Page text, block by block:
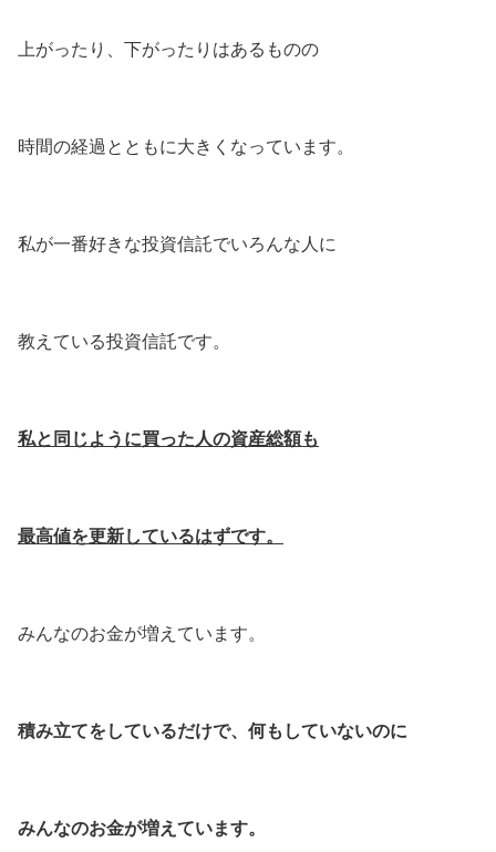
上がったり、下がったりはあるものの
時間の経過とともに大きくなっています。
私が一番好きな投資信託でいろんな人に
教えている投資信託です。
私と同じように買った人の資産総額も
最高値を更新しているはずです。
みんなのお金が増えています。
積み立てをしているだけで、何もしていないのに
みんなのお金が増えています。